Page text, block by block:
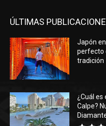
ÚLTIMAS
Japón
perfecto
tradición
¿Cuál
Calpe?